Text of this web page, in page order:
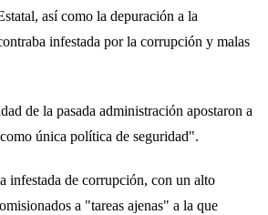
así como la depuración a la
infestada por la corrupción y malas
de la pasada administración apostaron a
única política de seguridad".
infestada de corrupción, con un alto
a "tareas ajenas" a la que